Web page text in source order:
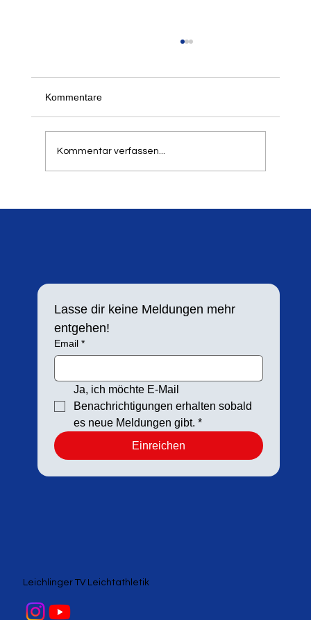
Kommentare
Kommentar verfassen...
Lasse dir keine Meldungen mehr
entgehen!
Email *
Ja, ich möchte E-Mail
Benachrichtigungen erhalten sobald
es neue Meldungen gibt. *
Einreichen
Leichlinger TV Leichtathletik